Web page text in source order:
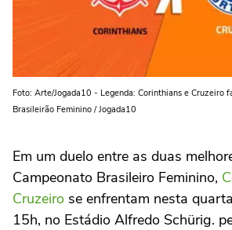
Foto: Arte/Jogada10 - Legenda: Corinthians e Cruzeiro
Brasileirão Feminino / Jogada10
Em um duelo entre as duas
Campeonato Brasileiro Feminino,
Cruzeiro se enfrentam nesta
15h, no Estádio Alfredo Schürig.